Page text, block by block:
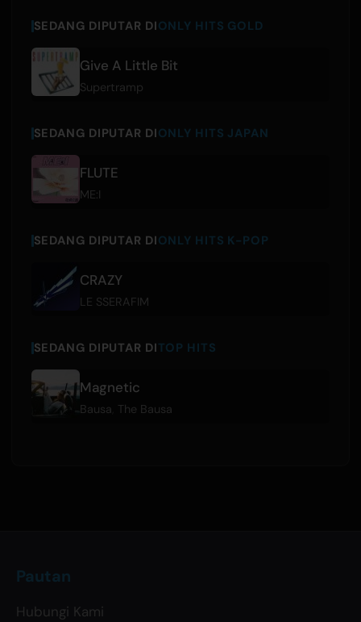
SEDANG DIPUTAR DIONLY HITS GOLD
Give A Little Bit
Supertramp
SEDANG DIPUTAR DIONLY HITS JAPAN
FLUTE
ME:I
SEDANG DIPUTAR DIONLY HITS K-POP
CRAZY
LE SSERAFIM
SEDANG DIPUTAR DITOP HITS
Magnetic
Bausa The Bausa
Pautan
Hubungi Kami